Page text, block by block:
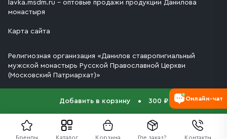
Бренды Каталог Корзина Где заказ? Контакты
Добавить в корзину 300 ₽
lavka.msdm.ru – оптовые продажи продукции Данилова
монастыря
Карта сайта
Религиозная организация «Данилов ставропигиальный
мужской монастырь Русской Православной Церкви
(Московский Патриархат)»
Онлайн-чат